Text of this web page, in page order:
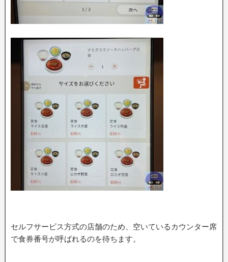
セルフサービス方式の店舗のため、空いているカウンター席
で食券番号が呼ばれるのを待ちます。